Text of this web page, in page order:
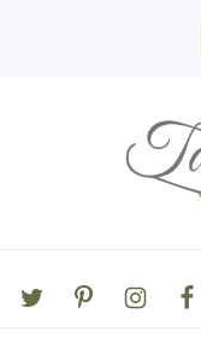
NAVIGATION
MENU: